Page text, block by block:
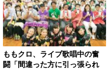
ももクロ、ライブ歌唱中の奮
闘「間違った方に引っ張られ